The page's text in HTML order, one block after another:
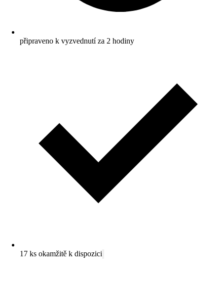
připraveno k vyzvednutí za 2 hodiny
17 ks okamžitě k dispozici